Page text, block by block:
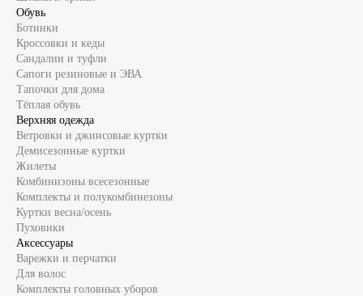
Обувь
Ботинки
Кроссовки и кеды
Сандалии и туфли
Сапоги резиновые и ЭВА
Тапочки для дома
Тёплая обувь
Верхняя одежда
Ветровки и джинсовые куртки
Демисезонные куртки
Жилеты
Комбинизоны всесезонные
Комплекты и полукомбинезоны
Куртки весна/осень
Пуховики
Аксессуары
Варежки и перчатки
Для волос
Комплекты головных уборов